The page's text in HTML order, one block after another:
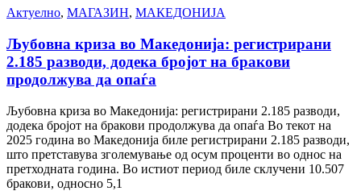
Актуелно, МАГАЗИН, МАКЕДОНИЈА
Љубовна криза во Македонија: регистрирани
2.185 разводи, додека бројот на бракови
продолжува да опаѓа
Љубовна криза во Македонија: регистрирани 2.185 разводи,
додека бројот на бракови продолжува да опаѓа Во текот на
2025 година во Македонија биле регистрирани 2.185 разводи,
што претставува зголемување од осум проценти во однос на
претходната година. Во истиот период биле склучени 10.507
бракови, односно 5,1